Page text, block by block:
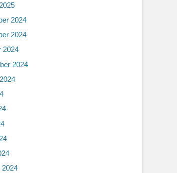
2024
2024
2024
2024
2024